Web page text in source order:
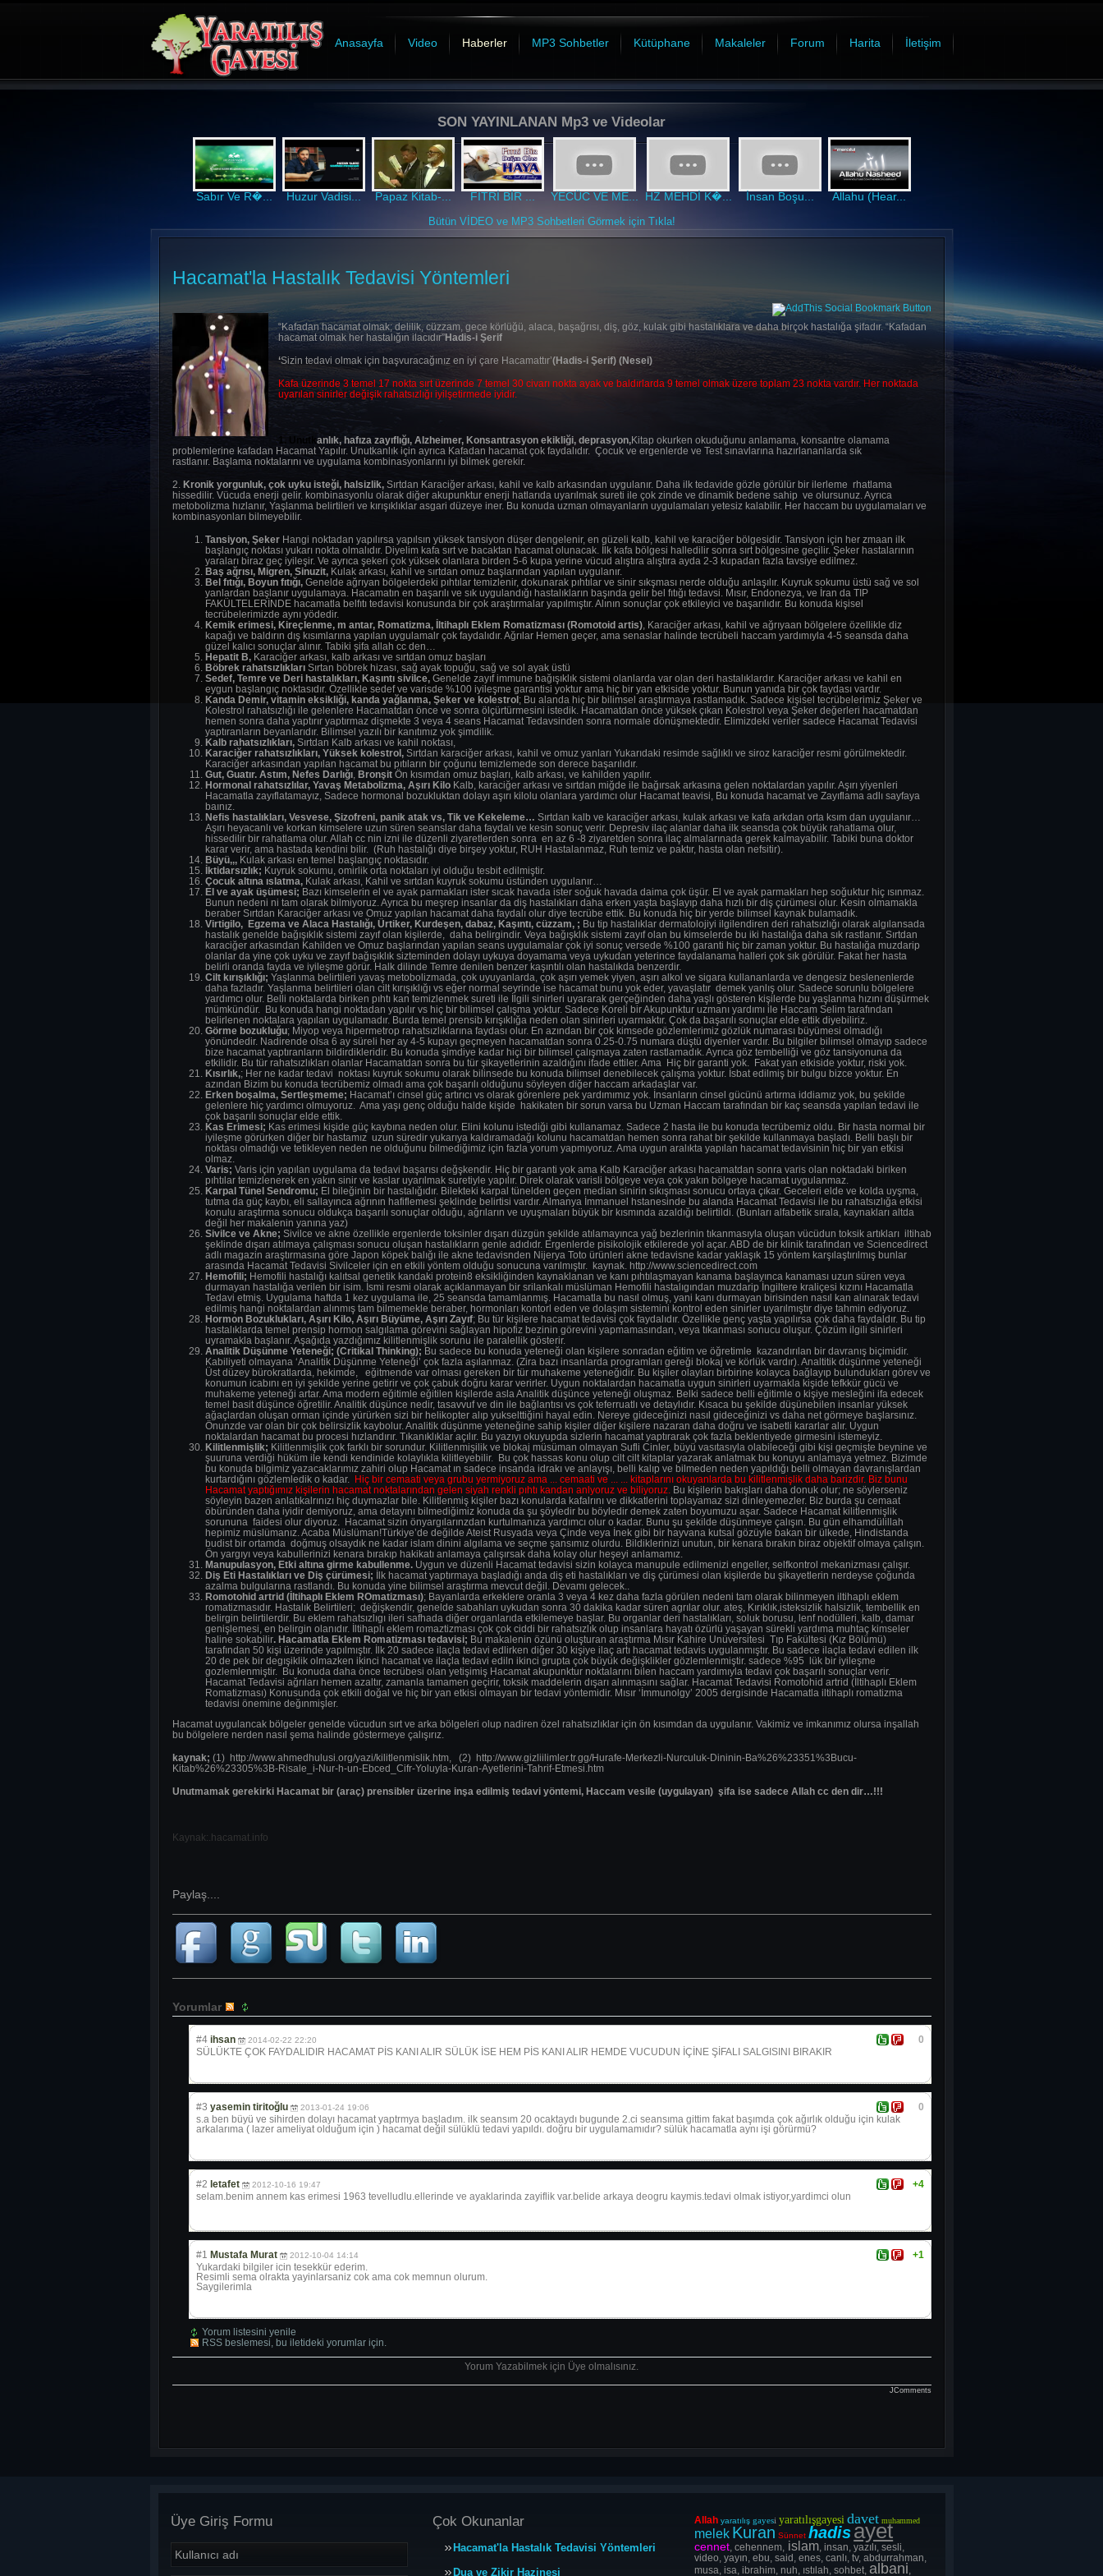
Anasayfa Video Haberler MP3 Sohbetler Kütüphane Makaleler Forum Harita İletişim
SON YAYINLANAN Mp3 ve Videolar
Sabır Ve R�... Huzur Vadisi... Papaz Kitab-... FITRİ BİR ... YECÜC VE ME... HZ MEHDİ K�... İnsan Boşu... Allahu (Hear...
Bütün VİDEO ve MP3 Sohbetleri Görmek için Tıkla!
Hacamat'la Hastalık Tedavisi Yöntemleri
“Kafadan hacamat olmak; delilik, cüzzam, gece körlüğü, alaca, başağrısı, diş, göz, kulak gibi hastalıklara ve daha birçok hastalığa şifadır. “Kafadan
hacamat olmak her hastalığın ilacıdır”Hadis-i Şerif
‘Sizin tedavi olmak için başvuracağınız en iyi çare Hacamattır’(Hadis-i Şerif) (Nesei)
Kafa üzerinde 3 temel 17 nokta sırt üzerinde 7 temel 30 civarı nokta ayak ve baldırlarda 9 temel olmak üzere toplam 23 nokta vardır. Her noktada
uyarılan sinirler değişik rahatsızlığı iyilşetirmede iyidir.
1. Unutk anlık, hafıza zayıflığı, Alzheimer, Konsantrasyon ekikliği, deprasyon,Kitap okurken okuduğunu anlamama, konsantre olamama
problemlerine kafadan Hacamat Yapılır. Unutkanlık için ayrıca Kafadan hacamat çok faydalıdır. Çocuk ve ergenlerde ve Test sınavlarına hazırlananlarda sık
rastlanır. Başlama noktalarını ve uygulama kombinasyonlarını iyi bilmek gerekir.
2. Kronik yorgunluk, çok uyku isteği, halsizlik, Sırtdan Karaciğer arkası, kahil ve kalb arkasından uygulanır. Daha ilk tedavide gözle görülür bir ilerleme rhatlama
hissedilir. Vücuda enerji gelir. kombinasyonlu olarak diğer akupunktur enerji hatlarıda uyarılmak sureti ile çok zinde ve dinamik bedene sahip ve olursunuz. Ayrıca
metobolizma hızlanır, Yaşlanma belirtileri ve kırışıklıklar asgari düzeye iner. Bu konuda uzman olmayanların uygulamaları yetesiz kalabilir. Her haccam bu uygulamaları ve
kombinasyonları bilmeyebilir.
Tansiyon, ŞekerHangi noktadan yapılırsa yapılsın yüksek tansiyon düşer dengelenir, en güzeli kalb, kahil ve karaciğer bölgesidir. Tansiyon için her zmaan ilk
başlangıç noktası yukarı nokta olmalıdır. Diyelim kafa sırt ve bacaktan hacamat olunacak. İlk kafa bölgesi halledilir sonra sırt bölgesine geçilir. Şeker hastalarının
yaraları biraz geç iyileşir. Ve ayrıca şekeri çok yüksek olanlara birden 5-6 kupa yerine vücud alıştıra alıştıra ayda 2-3 kupadan fazla tavsiye edilmez.
Baş ağrısı, M igren, Sinuzit, Kulak arkası, kahil ve sırtdan omuz başlarından yapılan uygulanır.
Bel fıtığı, Boyun fıtığı, Genelde ağrıyan bölgelerdeki pıhtılar temizlenir, dokunarak pıhtılar ve sinir sıkşması nerde olduğu anlaşılır. Kuyruk sokumu üstü sağ ve sol
yanlardan başlanır uygulamaya. Hacamatın en başarılı ve sık uygulandığı hastalıkların başında gelir bel fıtığı tedavsi. Mısır, Endonezya, ve İran da TIP
FAKÜLTELERİNDE hacamatla belfıtı tedavisi konusunda bir çok araştırmalar yapılmıştır. Alının sonuçlar çok etkileyici ve başarılıdır. Bu konuda kişisel
tecrübelerimizde aynı yödedir.
Kemik erimesi, Kireçlenme, m antar, Romatizma, İltihaplı Eklem Romatizması (Romotoid artis), Karaciğer arkası, kahil ve ağrıyaan bölgelere özellikle diz
kapağı ve baldırın dış kısımlarına yapılan uygulamalr çok faydalıdır. Ağrılar Hemen geçer, ama senaslar halinde tecrübeli haccam yardımıyla 4-5 seansda daha
güzel kalıcı sonuçlar alınır. Tabiki şifa allah cc den…
Hepatit B, Karaciğer arkası, kalb arkası ve sırtdan omuz başları
Böbrek rahatsızlıkları Sırtan böbrek hizası, sağ ayak topuğu, sağ ve sol ayak üstü
Sedef, Temre ve Deri hastalıkları, Kaşıntı sivilce,Genelde zayıf immune bağışıklık sistemi olanlarda var olan deri hastalıklardır. Karaciğer arkası ve kahil en
eygun başlangıç noktasıdır. Özellikle sedef ve varisde %100 iyileşme garantisi yoktur ama hiç bir yan etkiside yoktur. Bunun yanıda bir çok faydası vardır.
Kanda Demir, vitamin eksikliği, kanda yağlanma, Şeker ve kolestrol ; Bu alanda hiç bir bilimsel araştırmaya rastlamadık. Sadece kişisel tecrübelerimiz Şeker ve
Kolestrol rahatsızlığı ile gelenlere Hacamatdan önce ve sonra ölçürtürmesini istedik. Hacamatdan önce yüksek çıkan Kolestrol veya Şeker değerleri hacamatdan
hemen sonra daha yaptırır yaptırmaz dişmekte 3 veya 4 seans Hacamat Tedavsinden sonra normale dönüşmektedir. Elimizdeki veriler sadece Hacamat Tedavisi
yaptıranların beyanlarıdır. Bilimsel yazılı bir kanıtımız yok şimdilik.
Kalb rahatsızlıkları, Sırtdan Kalb arkası ve kahil noktası,
Karaciğer rahatsızlıkları, Yüksek kolestrol,Sırtdan karaciğer arkası, kahil ve omuz yanları Yukarıdaki resimde sağlıklı ve siroz karaciğer resmi görülmektedir.
Karaciğer arkasından yapılan hacamat bu pıtıların bir çoğunu temizlemede son derece başarılıdır.
Gut, Guatır. Astım, Nefes Darlığı, BronşitÖn kısımdan omuz başları, kalb arkası, ve kahilden yapılır.
Hormonal rahatsızlılar, Yavaş Metabolizma, Aşırı Kilo Kalb, karaciğer arkası ve sırtdan miğde ile bağırsak arkasına gelen noktalardan yapılır. Aşırı yiyenleri
Hacamatla zayıflatamayız, Sadece hormonal bozukluktan dolayı aşırı kilolu olanlara yardımcı olur Hacamat teavisi, Bu konuda hacamat ve Zayıflama adlı sayfaya
baınız.
Nefis hastalıkları, Vesvese, Şizofreni, panik atak vs, Tik ve Kekeleme… Sırtdan kalb ve karaciğer arkası, kulak arkası ve kafa arkdan orta ksım dan uygulanır…
Aşırı heyacanlı ve korkan kimselere uzun süren seanslar daha faydalı ve kesin sonuç verir. Depresiv ilaç alanlar daha ilk seansda çok büyük rahatlama olur,
hissedilir bir rahatlama olur. Allah cc nin izni ile düzenli ziyaretlerden sonra en az 6 -8 ziyaretden sonra ilaç almalarınada gerek kalmayabilir. Tabiki buna doktor
karar verir, ama hastada kendini bilir. (Ruh hastalığı diye birşey yoktur, RUH Hastalanmaz, Ruh temiz ve paktır, hasta olan nefsitir).
Büyü,,,Kulak arkası en temel başlangıç noktasıdır.
İktidarsızlık; Kuyruk sokumu, omirlik orta noktaları iyi olduğu tesbit edilmiştir.
Çocuk altına ıslatma, Kulak arkası, Kahil ve sırtdan kuyruk sokumu üstünden uygulanır…
El ve ayak üşümesi; Bazı kimselerin el ve ayak parmakları ister sıcak havada ister soğuk havada daima çok üşür. El ve ayak parmakları hep soğuktur hiç ısınmaz.
Bunun nedeni ni tam olarak bilmiyoruz. Ayrıca bu meşrep insanlar da diş hastalıkları daha erken yaşta başlayıp daha hızlı bir diş çürümesi olur. Kesin olmamakla
beraber Sırtdan Karaciğer arkası ve Omuz yapılan hacamat daha faydalı olur diye tecrübe ettik. Bu konuda hiç bir yerde bilimsel kaynak bulamadık.
Virtigilo, Egzema ve Alaca Hastalığı, Ürtiker, Kurdeşen, dabaz, Kaşıntı, cüzzam, ; Bu tip hastalıklar dermatolojiyi ilgilendiren deri rahatsızlığı olarak algılansada
hastalık genelde bağışıklık sistemi zayıf olan kişilerde, daha belirgindir. Veya bağışklık sistemi zayıf olan bu kimselerde bu iki hastalığa daha sık rastlanır. Sırtdan
karaciğer arkasından Kahilden ve Omuz başlarından yapılan seans uygulamalar çok iyi sonuç versede %100 garanti hiç bir zaman yoktur. Bu hastalığa muzdarip
olanlar da yine çok uyku ve zayıf bağışıklık sizteminden dolayı uykuya doyamama veya uykudan yeterince faydalanama halleri çok sık görülür. Fakat her hasta
belirli oranda fayda ve iyileşme görür. Halk dilinde Temre denilen benzer kaşıntılı olan hastalıkda benzerdir.
Cilt kırışıklığı; Yaşlanma belirtileri yavaş metobolizmada, çok uyuyanlarda, çok aşırı yemek yiyen, aşırı alkol ve sigara kullananlarda ve dengesiz beslenenlerde
daha fazladır. Yaşlanma belirtileri olan cilt kırışıklığı vs eğer normal seyrinde ise hacamat bunu yok eder, yavaşlatır demek yanlış olur. Sadece sorunlu bölgelere
yardımcı olur. Belli noktalarda biriken pıhtı kan temizlenmek sureti ile İlgili sinirleri uyararak gerçeğinden daha yaşlı gösteren kişilerde bu yaşlanma hızını düşürmek
mümkündür. Bu konuda hangi noktadan yapılır vs hiç bir bilimsel çalışma yoktur. Sadece Koreli bir Akupunktur uzmanı yardımı ile Haccam Selim tarafından
belirlenen noktalara yapılan uygulamadır. Burda temel prensib kırışıklığa neden olan sinirleri uyarmaktır. Çok da başarılı sonuçlar elde ettik diyebiliriz.
Görme bozukluğu; Miyop veya hipermetrop rahatsızlıklarına faydası olur. En azından bir çok kimsede gözlemlerimiz gözlük numarası büyümesi olmadığı
yönündedir. Nadirende olsa 6 ay süreli her ay 4-5 kupayı geçmeyen hacamatdan sonra 0.25-0.75 numara düştü diyenler vardır. Bu bilgiler bilimsel olmayıp sadece
bize hacamat yaptıranların bildirdikleridir. Bu konuda şimdiye kadar hiçi bir bilimsel çalışmaya zaten rastlamadık. Ayrıca göz tembelliği ve göz tansiyonuna da
etkilidir. Bu tür rahatsızlıkları olanlar Hacamatdan sonra bu tür şikayetlerinin azaldığını ifade ettiler. Ama Hiç bir garanti yok. Fakat yan etkiside yoktur, riski yok.
Kısırlık,; Her ne kadar tedavi noktası kuyruk sokumu olarak bilinsede bu konuda bilimsel denebilecek çalışma yoktur. İsbat edilmiş bir bulgu bizce yoktur. En
azından Bizim bu konuda tecrübemiz olmadı ama çok başarılı olduğunu söyleyen diğer haccam arkadaşlar var.
Erken boşalma, Sertleşmeme; Hacamat’ı cinsel güç artırıcı vs olarak görenlere pek yardımımız yok. İnsanların cinsel gücünü artırma iddiamız yok, bu şekilde
gelenlere hiç yardımcı olmuyoruz. Ama yaşı genç olduğu halde kişide hakikaten bir sorun varsa bu Uzman Haccam tarafından bir kaç seansda yapılan tedavi ile
çok başarılı sonuçlar elde ettik.
Kas Erimesi; Kas erimesi kişide güç kaybına neden olur. Elini kolunu istediği gibi kullanamaz. Sadece 2 hasta ile bu konuda tecrübemiz oldu. Bir hasta normal bir
iyileşme görürken diğer bir hastamız uzun süredir yukarıya kaldıramadağı kolunu hacamatdan hemen sonra rahat bir şekilde kullanmaya başladı. Belli başlı bir
noktası olmadığı ve tetikleyen neden ne olduğunu bilmediğimiz için fazla yorum yapmıyoruz. Ama uygun aralıkta yapılan hacamat tedavisinin hiç bir yan etkisi
olmaz.
Varis; Varis için yapılan uygulama da tedavi başarısı değşkendir. Hiç bir garanti yok ama Kalb Karaciğer arkası hacamatdan sonra varis olan noktadaki biriken
pıhtılar temizlenerek en yakın sinir ve kaslar uyarılmak suretiyle yapılır. Direk olarak varisli bölgeye veya çok yakın bölgeye hacamat uygulanmaz.
Karpal Tünel Sendromu; El bileğinin bir hastalığıdır. Bilekteki karpal tünelden geçen median sinirin sıkışması sonucu ortaya çıkar. Geceleri elde ve kolda uyşma,
tutma da güç kaybı, eli sallayınca ağrının hafiflemesi şeklinde belirtisi vardır. Almanya İmmanuel hstanesinde bu alanda Hacamat Tedavisi ile bu rahatsızlığa etkisi
konulu araştırma sonucu oldukça başarılı sonuçlar olduğu, ağrıların ve uyuşmaları büyük bir kısmında azaldığı belirtildi. (Bunları alfabetik sırala, kaynakları altda
değil her makalenin yanına yaz)
Sivilce ve Akne; Sivilce ve akne özellikle ergenlerde toksinler dışarı düzgün şekilde atılamayınca yağ bezlerinin tıkanmasıyla oluşan vücüdun toksik artıkları iltihab
şeklinde dışarı atılmaya çalışması sonucu oluşan hastalıkların genle adıdıdr. Ergenlerde pisikolojik etkilerede yol açar. ABD de bir klinik tarafından ve Sciencedirect
adlı magazin araştırmasına göre Japon köpek balığı ile akne tedavisnden Nijerya Toto ürünleri akne tedavisne kadar yaklaşık 15 yöntem karşılaştırılmış bunlar
arasında Hacamat Tedavisi Sivilceler için en etkili yöntem olduğu sonucuna varılmıştır. kaynak. http://www.sciencedirect.com
Hemofili; Hemofili hastalığı kalıtsal genetik kandaki protein8 eksikliğinden kaynaklanan ve kanı pıhtılaşmayan kanama başlayınca kanaması uzun süren veya
durmayan hastalığa verilen bir isim. İsmi resmi olarak açıklanmayan bir srilankalı müslüman Hemofili hastalıgından muzdarip İngiltere kraliçesi kızını Hacamatla
Tedavi etmiş. Uygulama haftda 1 kez uygulama ile, 25 seansda tamamlanmış. Hacamatla bu nasıl olmuş, yani kanı durmayan birisinden nasıl kan alınarak tedavi
edilmiş hangi noktalardan alınmış tam bilmemekle beraber, hormonları kontorl eden ve dolaşım sistemini kontrol eden sinirler uyarılmıştır diye tahmin ediyoruz.
Hormon Bozuklukları, Aşırı Kilo, Aşırı Büyüme, Aşırı Zayıf; Bu tür kişilere hacamat tedavisi çok faydalıdır. Özellikle genç yaşta yapılırsa çok daha faydaldır. Bu tip
hastalıklarda temel prensip hormon salgılama görevini sağlayan hipofiz bezinin görevini yapmamasından, veya tıkanması sonucu oluşur. Çözüm ilgili sinirleri
uyramakla başlanır. Aşağıda yazdığımız kilitlenmişlik sorunu ile paralellik gösterir.
Analitik Düşünme Yeteneği; (Critikal Thinking); Bu sadece bu konuda yeteneği olan kişilere sonradan eğitim ve öğretimle kazandırılan bir davranış biçimidir.
Kabiliyeti olmayana ‘Analitik Düşünme Yeteneği’ çok fazla aşılanmaz. (Zira bazı insanlarda programları gereği blokaj ve körlük vardır). Analtitik düşünme yeteneği
Üst düzey bürokratlarda, hekimde, eğitmende var olması gereken bir tür muhakeme yeteneğidir. Bu kişiler olayları birbirine kolayca bağlayıp bulundukları görev ve
konumun icabını en iyi şekilde yerine getirir ve çok çabuk doğru karar verirler. Uygun noktalardan hacamatla uygun sinirleri uyarmakla kişide tefkkür gücü ve
muhakeme yeteneği artar. Ama modern eğitimle eğitilen kişilerde asla Analitik düşünce yeteneği oluşmaz. Belki sadece belli eğitimle o kişiye mesleğini ifa edecek
temel basit düşünce öğretilir. Analitik düşünce nedir, tasavvuf ve din ile bağlantısı vs çok teferruatlı ve detaylıdır. Kısaca bu şekilde düşünebilen insanlar yüksek
ağaçlardan oluşan orman içinde yürürken sizi bir helikopter alıp yukselttiğini hayal edin. Nereye gideceğinizi nasıl gideceğinizi vs daha net görmeye başlarsınız.
Önunzde var olan bir çok belirsizlik kaybolur. Analitik düşünme yeteneğine sahip kişiler diğer kişilere nazaran daha doğru ve isabetli kararlar alır. Uygun
noktalardan hacamat bu procesi hızlandırır. Tıkanıklıklar açılır. Bu yazıyı okuyupda sizlerin hacamat yaptırarak çok fazla beklentiyede girmesini istemeyiz.
Kilitlenmişlik; Kilitlenmişlik çok farklı bir sorundur. Kilitlenmişilik ve blokaj müsüman olmayan Sufli Cinler, büyü vasıtasıyla olabileceği gibi kişi geçmişte beynine ve
şuuruna verdiği hüküm ile kendi kendinide kolaylıkla kilitleyebilir. Bu çok hassas konu olup cilt cilt kitaplar yazarak anlatmak bu konuyu anlamaya yetmez. Bizimde
bu konuda bilgimiz yazacaklarımız zahiri olup Hacamat ın sadece insanda idrakı ve anlayışı, belli kalıp ve bilmeden neden yapıldığı belli olmayan davranışlardan
kurtardığını gözlemledik o kadar. Hiç bir cemaati veya grubu yermiyoruz ama ... cemaati ve ... ... kitaplarını okuyanlarda bu kilitlenmişlik daha barizdir. Biz bunu
Hacamat yaptığımız kişilerin hacamat noktalarından gelen siyah renkli pıhtı kandan anlyoruz ve biliyoruz. Bu kişilerin bakışları daha donuk olur; ne söylerseniz
söyleyin bazen anlatıkalrınızı hiç duymazlar bile. Kilitlenmiş kişiler bazı konularda kafalrını ve dikkatlerini toplayamaz sizi dinleyemezler. Biz burda şu cemaat
öbüründen daha iyidir demiyoruz, ama detayını bilmediğimiz konuda da şu şöyledir bu böyledir demek zaten boyumuzu aşar. Sadece Hacamat kilitlenmişlik
sorununa faidesi olur diyoruz. Hacamat sizin önyargılarınzdan kurtulmanıza yardımcı olur o kadar. Bunu şu şekilde düşünmeye çalışın. Bu gün elhamdülillah
hepimiz müslümanız. Acaba Müslüman!Türkiye’de değilde Ateist Rusyada veya Çinde veya İnek gibi bir hayvana kutsal gözüyle bakan bir ülkede, Hindistanda
budist bir ortamda doğmuş olsaydık ne kadar islam dinini algılama ve seçme şansımız olurdu. Bildiklerinizi unutun, bir kenara bırakın biraz objektif olmaya çalışın.
Ön yargıyı veya kabullerinizi kenara bırakıp hakikatı anlamaya çalışırsak daha kolay olur heşeyi anlamamız.
Manupulasyon, Etki altına girme kabullenme. Uygun ve düzenli Hacamat tedavisi sizin kolayca manupule edilmenizi engeller, selfkontrol mekanizması çalışır.
Diş Eti Hastalıkları ve Diş çürümesi; İlk hacamat yaptırmaya başladığı anda diş eti hastalıkları ve diş çürümesi olan kişilerde bu şikayetlerin nerdeyse çoğunda
azalma bulgularına rastlandı. Bu konuda yine bilimsel araştırma mevcut değil. Devamı gelecek..
Romotohid artrid (İltihaplı Eklem ROmatizması); Bayanlarda erkeklere oranla 3 veya 4 kez daha fazla görülen nedeni tam olarak bilinmeyen iltihaplı eklem
romatizmasıdır. Hastalık Belirtileri; değişkendir, genelde sabahları uykudan sonra 30 dakika kadar süren agrılar olur. ateş, Kırıklık,isteksizlik halsizlik, tembellik en
belirgin belirtilerdir. Bu eklem rahatsızlıgı ileri safhada diğer organlarıda etkilemeye başlar. Bu organlar deri hastalıkları, soluk borusu, lenf nodülleri, kalb, damar
genişlemesi, en belirgin olanıdır. İltihaplı eklem romaztizması çok çok ciddi bir rahatsızlık olup insanlara hayatı özürlü yaşayan sürekli yardıma muhtaç kimseler
haline sokabilir. Hacamatla Eklem Romatizması tedavisi; Bu makalenin özünü oluşturan araştırma Mısır Kahire Unüversitesi Tıp Fakültesi (Kız Bölümü)
tarafından 50 kişi üzerinde yapılmıştır. İlk 20 sadece ilaçla tedavi edlirken diğer 30 kişiye ilaç artı hacamat tedavis uygulanmıştır. Bu sadece ilaçla tedavi edilen ilk
20 de pek bir degışiklik olmazken ikinci hacamat ve ilaçla tedavi ediln ikinci grupta çok büyük değişklikler gözlemlenmiştir. sadece %95 lük bir iyileşme
gozlemlenmiştir. Bu konuda daha önce tecrübesi olan yetişimiş Hacamat akupunktur noktalarını bilen haccam yardımıyla tedavi çok başarılı sonuçlar verir.
Hacamat Tedavisi ağrıları hemen azaltır, zamanla tamamen geçirir, toksik maddelerin dışarı alınmasını sağlar. Hacamat Tedavisi Romotohid artrid (İltihaplı Eklem
Romatizması) Konusunda çok etkili doğal ve hiç bir yan etkisi olmayan bir tedavi yöntemidir. Mısır ‘İmmunolgy’ 2005 dergisinde Hacamatla iltihaplı romatizma
tedavisi önemine değınmişler.
Hacamat uygulancak bölgeler genelde vücudun sırt ve arka bölgeleri olup nadiren özel rahatsızlıklar için ön kısımdan da uygulanır. Vakimiz ve imkanımız olursa inşallah
bu bölgelere nerden nasıl şema halinde göstermeye çalışırız.
kaynak; (1) http://www.ahmedhulusi.org/yazi/kilitlenmislik.htm, (2) http://www.gizliilimler.tr.gg/Hurafe-Merkezli-Nurculuk-Dininin-Ba%26%23351%3Bucu-
Kitab%26%23305%3B-Risale_i-Nur-h-un-Ebced_Cifr-Yoluyla-Kuran-Ayetlerini-Tahrif-Etmesi.htm
Unutmamak gerekirki Hacamat bir (araç) prensibler üzerine inşa edilmiş tedavi yöntemi, Haccam vesile (uygulayan) şifa ise sadece Allah cc den dir…!!!
Kaynak:.hacamat.info
Paylaş....
Yorumlar
0
#4 ihsan 2014-02-22 22:20
SÜLÜKTE ÇOK FAYDALIDIR HACAMAT PİS KANI ALIR SÜLÜK İSE HEM PİS KANI ALIR HEMDE VUCUDUN İÇİNE ŞİFALI SALGISINI BIRAKIR
0
#3 yasemin tiritoğlu 2013-01-24 19:06
s.a ben büyü ve sihirden dolayı hacamat yaptrmya başladım. ilk seansım 20 ocaktaydı bugunde 2.ci seansıma gittim fakat başımda çok ağırlık olduğu için kulak
arkalarıma ( lazer ameliyat olduğum için ) hacamat değil sülüklü tedavi yapıldı. doğru bir uygulamamıdır? sülük hacamatla aynı işi görürmü?
+4
#2 letafet 2012-10-16 19:47
selam.benim annem kas erimesi 1963 tevelludlu.ellerinde ve ayaklarinda zayiflik var.belide arkaya deogru kaymis.tedavi olmak istiyor,yardimci olun
+1
#1 Mustafa Murat 2012-10-04 14:14
Yukardaki bilgiler icin tesekkür ederim.
Resimli sema olrakta yayinlarsaniz cok ama cok memnun olurum.
Saygilerimla
Yorum listesini yenile
RSS beslemesi, bu iletideki yorumlar için.
Yorum Yazabilmek için Üye olmalısınız.
JComments
Üye Giriş Formu Çok Okunanlar
Hacamat'la Hastalık Tedavisi Yöntemleri
Dua ve Zikir Hazinesi
Allah yaratılış gayesi yaratılışgayesi davet muhammed
melek Kuran Sünnet hadisayet
cennet, cehennem, islam, insan, yazılı, sesli,
video, yayın, ebu, said, enes, canlı, tv, abdurrahman,
musa, isa, ibrahim, nuh, ıstılah, sohbet,albani,